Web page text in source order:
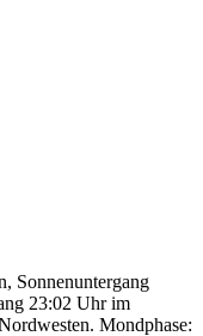
Sonnenuntergang
23:02 Uhr im
Mondphase: